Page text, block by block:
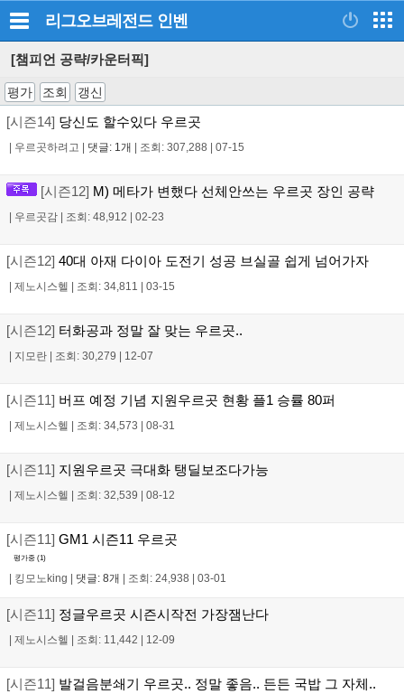
리그오브레전드 인벤
[챔피언 공략/카운터픽]
평가 조회 갱신
[시즌14] 당신도 할수있다 우르곳
우르곳하려고 댓글: 1개 조회: 307,288 07-15
[시즌12] M) 메타가 변했다 선체안쓰는 우르곳 장인 공략
우르곳감 조회: 48,912 02-23
[시즌12] 40대 아재 다이아 도전기 성공 브실골 쉽게 넘어가자
제노시스헬 조회: 34,811 03-15
[시즌12] 터화공과 정말 잘 맞는 우르곳..
지모란 조회: 30,279 12-07
[시즌11] 버프 예정 기념 지원우르곳 현황 플1 승률 80퍼
제노시스헬 조회: 34,573 08-31
[시즌11] 지원우르곳 극대화 탱딜보조다가능
제노시스헬 조회: 32,539 08-12
[시즌11] GM1 시즌11 우르곳
평가중 (1)
킹모노king 댓글: 8개 조회: 24,938 03-01
[시즌11] 정글우르곳 시즌시작전 가장잼난다
제노시스헬 조회: 11,442 12-09
[시즌11] 발걸음분쇄기 우르곳.. 정말 좋음.. 든든 국밥 그 자체..